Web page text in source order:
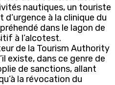
nautiques, un touriste
à la clinique du
dans le lagon de
à l’alcotest.
de la Tourism Authority
existe, dans ce genre de
de sanctions, allant
la révocation du